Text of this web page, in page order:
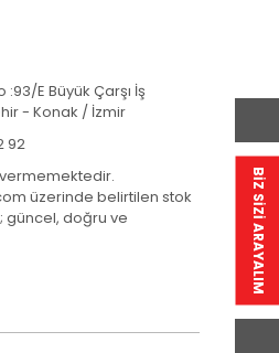
:93/E Büyük Çarşı İş
- Konak / İzmir
92
üzerinde belirtilen stok
güncel, doğru ve
BİZ SİZİ ARAYALIM